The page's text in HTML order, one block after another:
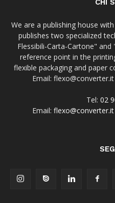
CHI
We are a publishing house
publishes two specialized
Flessibili-Carta-Cartone"
reference point in the
flexible packaging and paper
Email:
Tel: 02
Email: flexo@converter.it